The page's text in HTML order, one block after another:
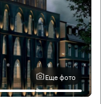
Еще фото